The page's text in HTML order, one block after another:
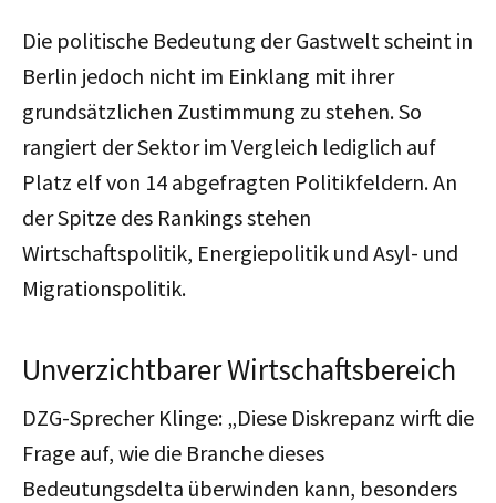
Die politische Bedeutung der Gastwelt scheint in
Berlin jedoch nicht im Einklang mit ihrer
grundsätzlichen Zustimmung zu stehen. So
rangiert der Sektor im Vergleich lediglich auf
Platz elf von 14 abgefragten Politikfeldern. An
der Spitze des Rankings stehen
Wirtschaftspolitik, Energiepolitik und Asyl- und
Migrationspolitik.
Unverzichtbarer Wirtschaftsbereich
DZG-Sprecher Klinge: „Diese Diskrepanz wirft die
Frage auf, wie die Branche dieses
Bedeutungsdelta überwinden kann, besonders